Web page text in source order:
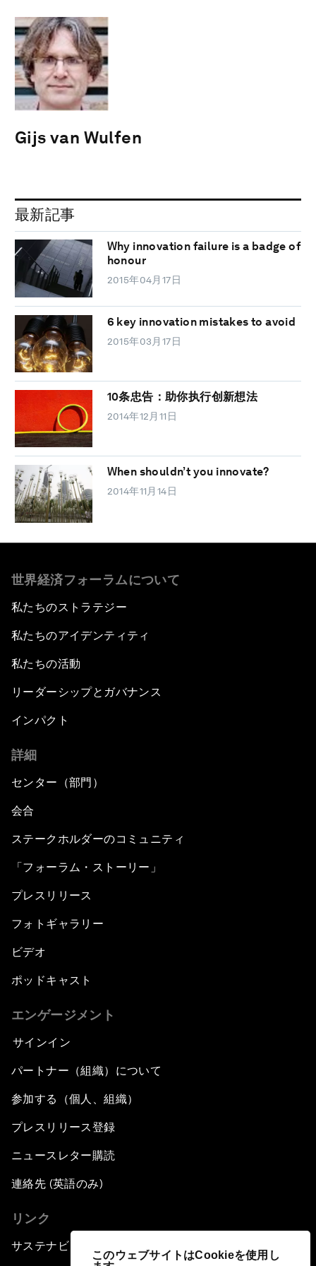
このウェブサイトはCookieを使用し
Gijs van Wulfen
最新記事
Why innovation failure is a badge of
honour
2015年04月17日
6 key innovation mistakes to avoid
2015年03月17日
10条忠告：助你执行创新想法
2014年12月11日
When shouldn’t you innovate?
2014年11月14日
世界経済フォーラムについて
私たちのストラテジー
私たちのアイデンティティ
私たちの活動
リーダーシップとガバナンス
インパクト
詳細
センター（部門）
会合
ステークホルダーのコミュニティ
「フォーラム・ストーリー」
プレスリリース
フォトギャラリー
ビデオ
ポッドキャスト
エンゲージメント
サインイン
パートナー（組織）について
参加する（個人、組織）
プレスリリース登録
ニュースレター購読
連絡先 (英語のみ)
リンク
サステナビリティへの取り組み